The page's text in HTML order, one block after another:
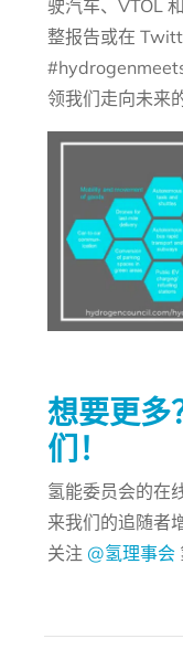
驶汽车、VTOL
整报告或在
领我们走向未来
想要更多
们！
氢能委员会的在
来我们的追随者
关注 @氢理事会